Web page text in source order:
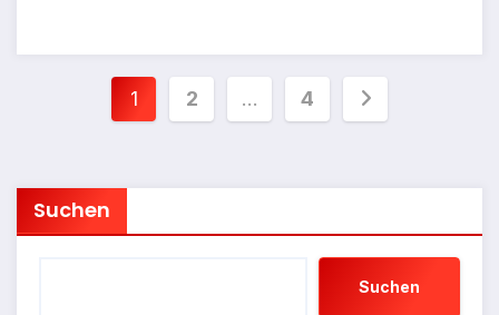
Seitennummerierung
Beiträge
1 2 … 4
Suchen
Suchen